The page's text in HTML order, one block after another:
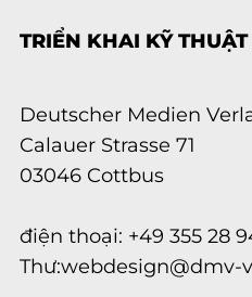
TRIỂN KHAI KỸ THUẬT
Deutscher Medien
Calauer Strasse 71
03046 Cottbus
điện thoại: +49 355 28
Thư:webdesign@dmv-